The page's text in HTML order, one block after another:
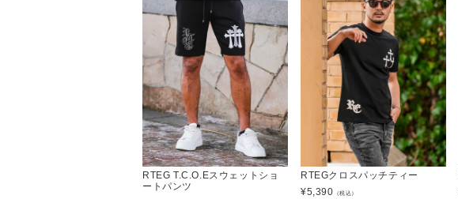
RTEG T.C.O.Eスウェットショ
ートパンツ
RTEGクロスパッチティー
¥5,390 （税込）